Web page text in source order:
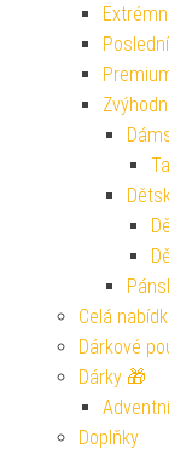
Celá
Dárkové
Dárky 🎁
Doplňky